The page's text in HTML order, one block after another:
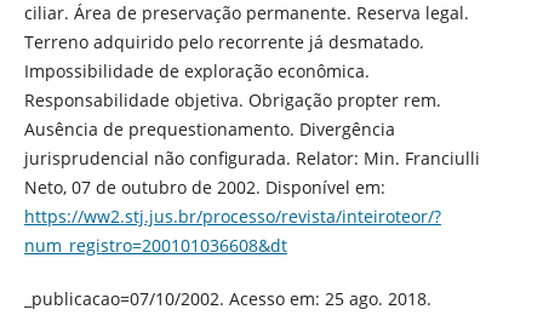
ciliar. Área de preservação permanente. Reserva legal.
Terreno adquirido pelo recorrente já desmatado.
Impossibilidade de exploração econômica.
Responsabilidade objetiva. Obrigação propter rem.
Ausência de prequestionamento. Divergência
jurisprudencial não configurada. Relator: Min. Franciulli
Neto, 07 de outubro de 2002. Disponível em:
https://ww2.stj.jus.br/processo/revista/inteiroteor/?
num_registro=200101036608&dt
_publicacao=07/10/2002. Acesso em: 25 ago. 2018.